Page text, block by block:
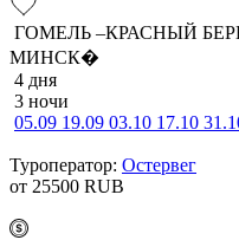
ГОМЕЛЬ –КРАСНЫЙ
МИНСК�
4 дня
3 ночи
05.09 19.09 03.10 17.10
Туроператор: Остервег
от 25500 RUB